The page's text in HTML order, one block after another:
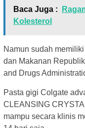
Baca Juga :
Kolesterol
Namun sudah
dan Makanan
and Drugs
Pasta gigi Colgate
CLEANSING
mampu secara klinis